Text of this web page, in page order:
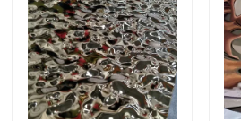
製品
ビデオ